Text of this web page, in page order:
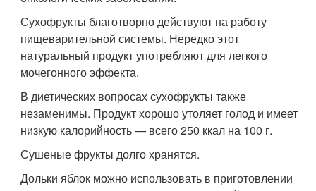
Сухофрукты благотворно действуют на работу
пищеварительной системы. Нередко этот
натуральный продукт употребляют для легкого
мочегонного эффекта.
В диетических вопросах сухофрукты также
незаменимы. Продукт хорошо утоляет голод и имеет
низкую калорийность — всего 250 ккал на 100 г.
Сушеные фрукты долго хранятся.
Дольки яблок можно использовать в приготовлении